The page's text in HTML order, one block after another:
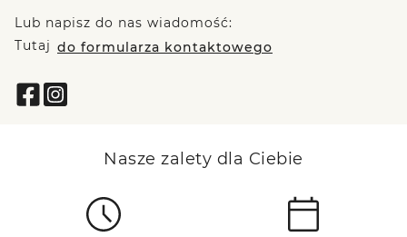
Lub napisz do nas wiadomość:
Tutaj do formularza kontaktowego
Nasze zalety dla Ciebie